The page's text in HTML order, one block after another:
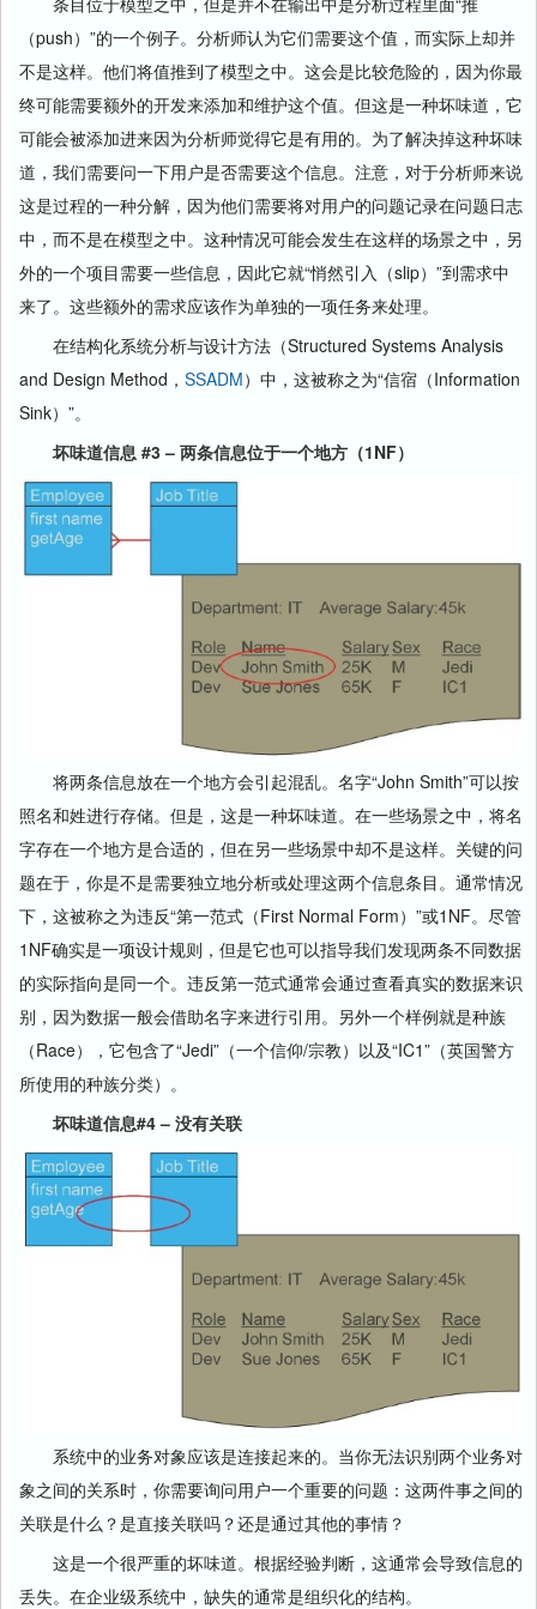
（push）”的一个例子。分析师认为它们需要这个值，而实际上却并
不是这样。他们将值推到了模型之中。这会是比较危险的，因为你最
终可能需要额外的开发来添加和维护这个值。但这是一种坏味道，它
可能会被添加进来因为分析师觉得它是有用的。为了解决掉这种坏味
道，我们需要问一下用户是否需要这个信息。注意，对于分析师来说
这是过程的一种分解，因为他们需要将对用户的问题记录在问题日志
中，而不是在模型之中。这种情况可能会发生在这样的场景之中，另
外的一个项目需要一些信息，因此它就“悄然引入（slip）”到需求中
来了。这些额外的需求应该作为单独的一项任务来处理。
在结构化系统分析与设计方法（Structured Systems Analysis
and Design Method， SSADM）中，这被称之为“信宿（Information
Sink）”。
坏味道信息 #3 – 两条信息位于一个地方（1NF）
将两条信息放在一个地方会引起混乱。名字“John Smith”可以按
照名和姓进行存储。但是，这是一种坏味道。在一些场景之中，将名
字存在一个地方是合适的，但在另一些场景中却不是这样。关键的问
题在于，你是不是需要独立地分析或处理这两个信息条目。通常情况
下，这被称之为违反“第一范式（First Normal Form）”或1NF。尽管
1NF确实是一项设计规则，但是它也可以指导我们发现两条不同数据
的实际指向是同一个。违反第一范式通常会通过查看真实的数据来识
别，因为数据一般会借助名字来进行引用。另外一个样例就是种族
（Race），它包含了“Jedi”（一个信仰/宗教）以及“IC1”（英国警方
所使用的种族分类）。
坏味道信息#4 – 没有关联
系统中的业务对象应该是连接起来的。当你无法识别两个业务对
象之间的关系时，你需要询问用户一个重要的问题：这两件事之间的
关联是什么？是直接关联吗？还是通过其他的事情？
这是一个很严重的坏味道。根据经验判断，这通常会导致信息的
丢失。在企业级系统中，缺失的通常是组织化的结构。